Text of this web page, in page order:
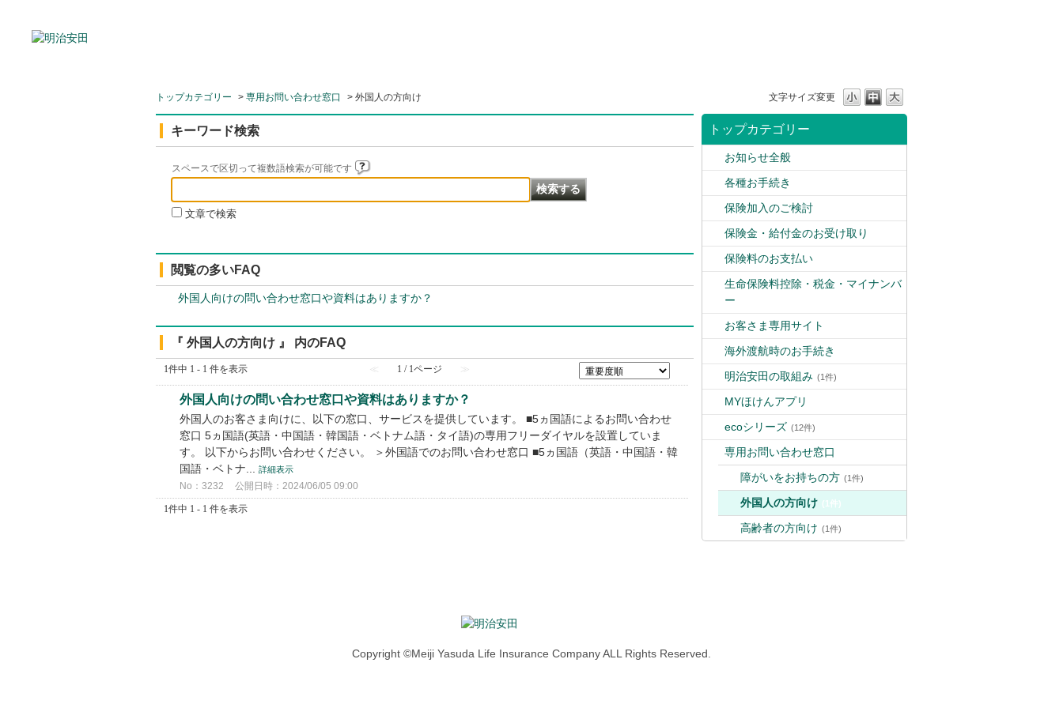
文字サイズ変更
トップカテゴリー > 専用お問い合わせ窓口 > 外国人の方向け
トップカテゴリー
お知らせ全般
各種お手続き
保険加入のご検討
保険金・給付金のお受け取り
保険料のお支払い
生命保険料控除・税金・マイナンバ
ー
お客さま専用サイト
海外渡航時のお手続き
明治安田の取組み (1件)
MYほけんアプリ
ecoシリーズ (12件)
専用お問い合わせ窓口
障がいをお持ちの方 (1件)
外国人の方向け (1件)
高齢者の方向け (1件)
キーワード検索
スペースで区切って複数語検索が可能です
文章で検索
閲覧の多いFAQ
外国人向けの問い合わせ窓口や資料はありますか？
『 外国人の方向け 』 内のFAQ
1件中 1 - 1 件を表示 ≪ 1 / 1ページ ≫
外国人向けの問い合わせ窓口や資料はありますか？
外国人のお客さま向けに、以下の窓口、サービスを提供しています。 ■5ヵ国語によるお問い合わせ
窓口 5ヵ国語(英語・中国語・韓国語・ベトナム語・タイ語)の専用フリーダイヤルを設置していま
す。 以下からお問い合わせください。 ＞外国語でのお問い合わせ窓口 ■5ヵ国語（英語・中国語・韓
国語・ベトナ...
詳細表示
No：3232 公開日時：2024/06/05 09:00
1件中 1 - 1 件を表示
Copyright ©Meiji Yasuda Life Insurance Company ALL Rights Reserved.